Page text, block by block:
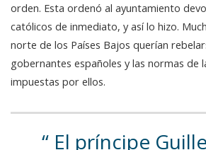
orden. Esta ordenó al ayuntamiento
católicos de inmediato, y así lo hizo.
norte de los Países Bajos querían
gobernantes españoles y las normas de
impuestas por ellos.
El príncipe